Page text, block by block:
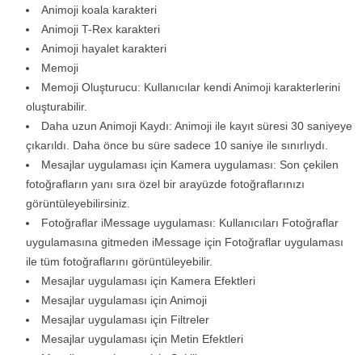
Animoji koala karakteri
Animoji T-Rex karakteri
Animoji hayalet karakteri
Memoji
Memoji Oluşturucu: Kullanıcılar kendi Animoji karakterlerini
oluşturabilir.
Daha uzun Animoji Kaydı: Animoji ile kayıt süresi 30 saniyeye
çıkarıldı. Daha önce bu süre sadece 10 saniye ile sınırlıydı.
Mesajlar uygulaması için Kamera uygulaması: Son çekilen
fotoğrafların yanı sıra özel bir arayüzde fotoğraflarınızı
görüntüleyebilirsiniz.
Fotoğraflar iMessage uygulaması: Kullanıcıları Fotoğraflar
uygulamasına gitmeden iMessage için Fotoğraflar uygulaması
ile tüm fotoğraflarını görüntüleyebilir.
Mesajlar uygulaması için Kamera Efektleri
Mesajlar uygulaması için Animoji
Mesajlar uygulaması için Filtreler
Mesajlar uygulaması için Metin Efektleri